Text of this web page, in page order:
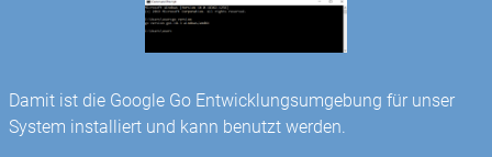
Damit ist die Google Go Entwicklungsumgebung für unser
System installiert und kann benutzt werden.